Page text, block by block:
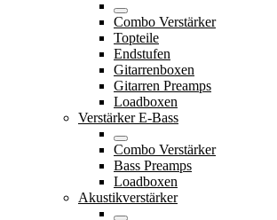
Combo Verstärker
Topteile
Endstufen
Gitarrenboxen
Gitarren Preamps
Loadboxen
Verstärker E-Bass
Combo Verstärker
Bass Preamps
Loadboxen
Akustikverstärker